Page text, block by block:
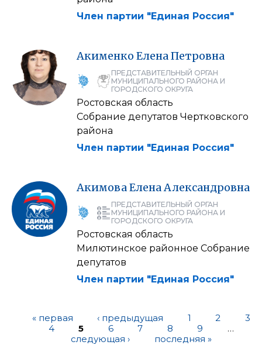
Член партии "Единая Россия"
Акименко Елена Петровна
ПРЕДСТАВИТЕЛЬНЫЙ ОРГАН
МУНИЦИПАЛЬНОГО РАЙОНА И
ГОРОДСКОГО ОКРУГА
Ростовская область
Собрание депутатов Чертковского
района
Член партии "Единая Россия"
Акимова Елена Александровна
ПРЕДСТАВИТЕЛЬНЫЙ ОРГАН
МУНИЦИПАЛЬНОГО РАЙОНА И
ГОРОДСКОГО ОКРУГА
Ростовская область
Милютинское районное Собрание
депутатов
Член партии "Единая Россия"
« первая ‹ предыдущая 1 2
3
4
5 6 7 8 9
…
следующая ›
последняя »